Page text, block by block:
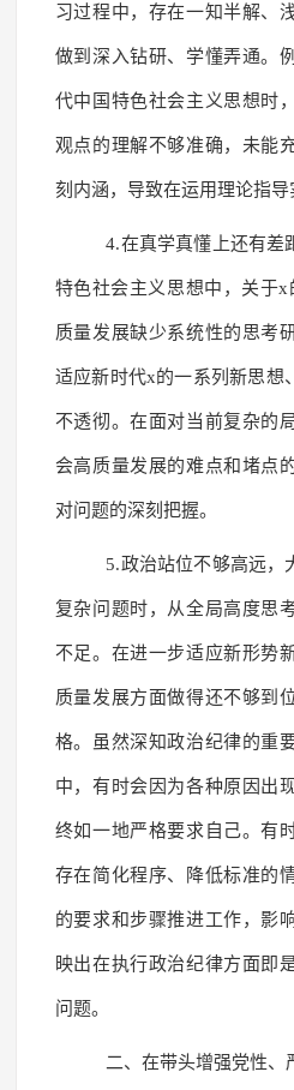
习过程中，存在一知半解、
做到深入钻研、学懂弄通。
代中国特色社会主义思想时
观点的理解不够准确，未能
刻内涵，导致在运用理论指导
4.在真学真懂上还有差
特色社会主义思想中，关于
质量发展缺少系统性的思考
适应新时代x的一系列新思想
不透彻。在面对当前复杂的
会高质量发展的难点和堵点
对问题的深刻把握。
5.政治站位不够高远，
复杂问题时，从全局高度思
不足。在进一步适应新形势
质量发展方面做得还不够到
格。虽然深知政治纪律的重
中，有时会因为各种原因出
终如一地严格要求自己。有
存在简化程序、降低标准的
的要求和步骤推进工作，影
映出在执行政治纪律方面即
问题。
二、在带头增强党性、